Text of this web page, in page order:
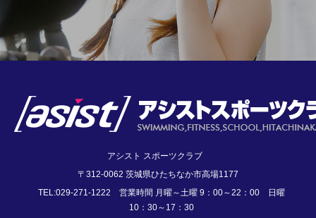
アシスト スポーツクラブ
〒312-0062 茨城県ひたちなか市高場1177
TEL:029-271-1222 営業時間 月曜～土曜 9：00～22：00 日曜
10：30～17：30